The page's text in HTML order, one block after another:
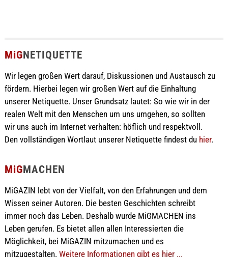
MiGNETIQUETTE
Wir legen großen Wert darauf, Diskussionen und Austausch zu
fördern. Hierbei legen wir großen Wert auf die Einhaltung
unserer Netiquette. Unser Grundsatz lautet: So wie wir in der
realen Welt mit den Menschen um uns umgehen, so sollten
wir uns auch im Internet verhalten: höflich und respektvoll.
Den vollständigen Wortlaut unserer Netiquette findest du hier.
MiGMACHEN
MiGAZIN lebt von der Vielfalt, von den Erfahrungen und dem
Wissen seiner Autoren. Die besten Geschichten schreibt
immer noch das Leben. Deshalb wurde MiGMACHEN ins
Leben gerufen. Es bietet allen allen Interessierten die
Möglichkeit, bei MiGAZIN mitzumachen und es
mitzugestalten. Weitere Informationen gibt es hier ...